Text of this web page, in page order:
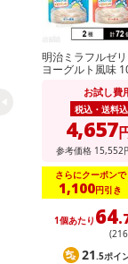
原材料:ローストク
産））、きな粉（
・アレルギー表示
いか、オレンジ、
ご、ゼラチンを含む
・お召し上がり方：
注意事項
【賞味・消費期限
商品到着時点での
のでご了承ください
明治ミラフルゼ
ヨーグルト風味
ト風味 100gお試し費
税込・送料込
4,657
参考価格 15,552
さらにクーポンで
1,100円引き
1個あたり 64
21.5ポイ